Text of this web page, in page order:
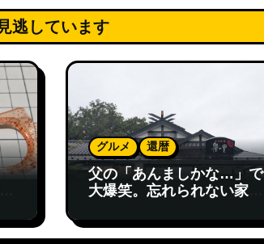
見逃しています
グルメ 還暦
父の「あんましかな…」で
大爆笑。忘れられない家族